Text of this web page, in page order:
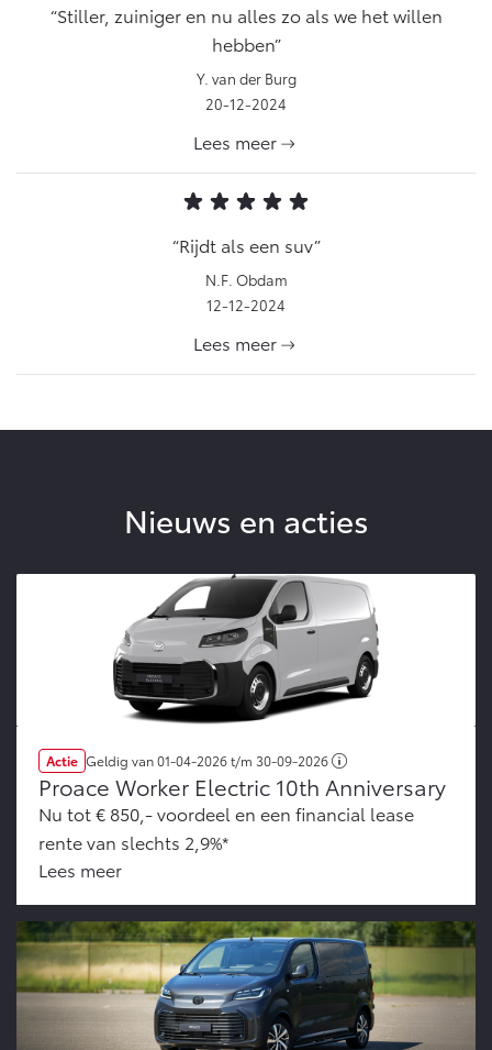
Stiller, zuiniger en nu alles zo als we het willen
hebben
Y. van der Burg
20-12-2024
Lees meer
Rijdt als een suv
N.F. Obdam
12-12-2024
Lees meer
Nieuws en acties
Actie Geldig van01-04-2026t/m 30-09-2026
Proace Worker Electric 10th Anniversary
Nu tot € 850,- voordeel en een financial lease
rente van slechts 2,9%*
Lees meer